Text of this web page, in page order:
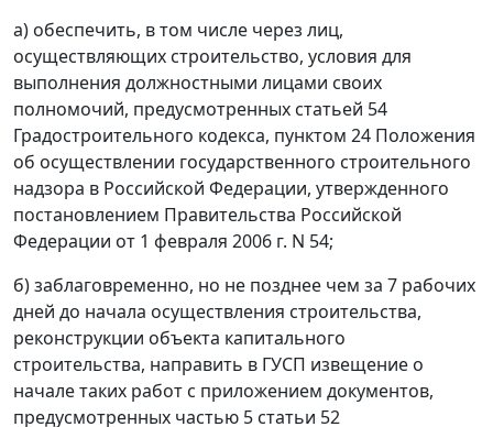
а) обеспечить, в том числе через лиц,
осуществляющих строительство, условия для
выполнения должностными лицами своих
полномочий, предусмотренных статьей 54
Градостроительного кодекса, пунктом 24 Положения
об осуществлении государственного строительного
надзора в Российской Федерации, утвержденного
постановлением Правительства Российской
Федерации от 1 февраля 2006 г. N 54;
б) заблаговременно, но не позднее чем за 7 рабочих
дней до начала осуществления строительства,
реконструкции объекта капитального
строительства, направить в ГУСП извещение о
начале таких работ с приложением документов,
предусмотренных частью 5 статьи 52